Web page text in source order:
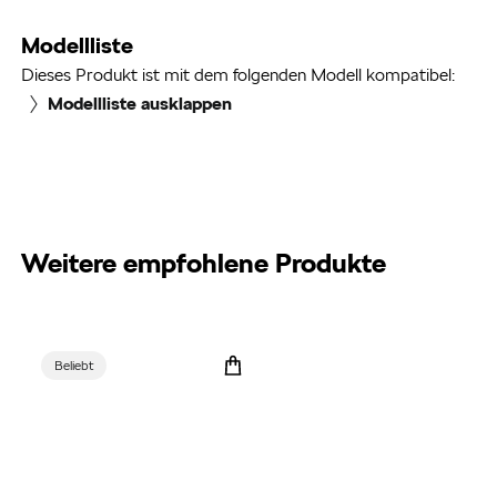
Modellliste
Dieses Produkt ist mit dem folgenden Modell kompatibel:
Modellliste ausklappen
Weitere empfohlene Produkte
Beliebt